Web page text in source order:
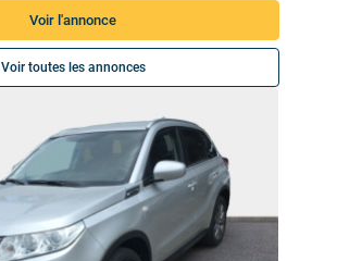
Voir l'annonce
Voir toutes les annonces